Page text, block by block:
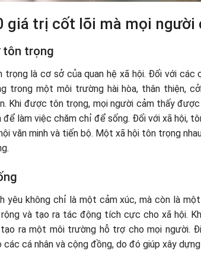
giá trị cốt lõi mà mọi người
tôn trọng
trọng là cơ sở của quan hệ xã hội. Đối với các
trong một môi trường hài hòa, thân thiện,
Khi được tôn trọng, mọi người cảm thấy
để làm việc chăm chỉ để sống. Đối với xã hội,
văn minh và tiến bộ. Một xã hội tôn trọng
yêu không chỉ là một cảm xúc, mà còn là
rộng và tạo ra tác động tích cực cho xã hội.
ra một môi trường hỗ trợ cho mọi người.
các cá nhân và cộng đồng, do đó giúp xây